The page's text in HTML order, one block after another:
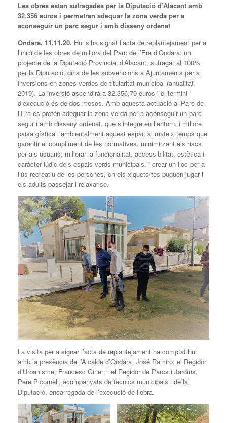
Les obres estan sufragades per la Diputació d’Alacant amb
32.356 euros i permetran adequar la zona verda per a
aconseguir un parc segur i amb disseny ordenat
Ondara, 11.11.20. Hui s’ha signat l’acta de replantejament per a
l’inici de les obres de millora del Parc de l’Era d’Ondara; un
projecte de la Diputació Provincial d’Alacant, sufragat al 100%
per la Diputació, dins de les subvencions a Ajuntaments per a
inversions en zones verdes de titularitat municipal (anualitat
2019). La inversió ascendirà a 32.356,79 euros i el termini
d’execució és de dos mesos. Amb aquesta actuació al Parc de
l’Era es pretén adequar la zona verda per a aconseguir un parc
segur i amb disseny ordenat, que s’integre en l’entorn, i millore
paisatgística i ambientalment aquest espai; al mateix temps que
garantir el compliment de les normatives, minimitzant els riscs
per als usuaris; millorar la funcionalitat, accessibilitat, estètica i
caràcter lúdic dels espais verds municipals, i crear un lloc per a
l’ús recreatiu de les persones, on els xiquets/tes puguen jugar i
els adults passejar i relaxar-se.
La visita per a signar l’acta de replantejament ha comptat hui
amb la presència de l’Alcalde d’Ondara, José Ramiro; el Regidor
d’Urbanisme, Francesc Giner; i el Regidor de Parcs i Jardins,
Pere Picornell, acompanyats de tècnics municipals i de la
Diputació, encarregada de l’execució de l’obra.